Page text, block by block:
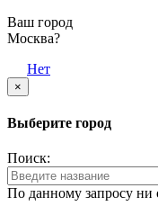
Ваш город
Москва?
Нет
×
Выберите город
Поиск:
По данному запросу ни